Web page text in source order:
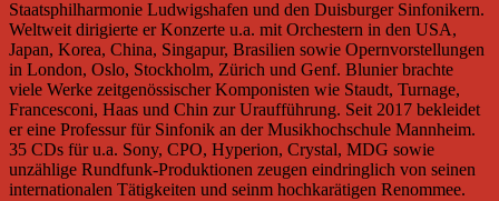
Staatsphilharmonie Ludwigshafen und den Duisburger Sinfonikern.
Weltweit dirigierte er Konzerte u.a. mit Orchestern in den USA,
Japan, Korea, China, Singapur, Brasilien sowie Opernvorstellungen
in London, Oslo, Stockholm, Zürich und Genf. Blunier brachte
viele Werke zeitgenössischer Komponisten wie Staudt, Turnage,
Francesconi, Haas und Chin zur Uraufführung. Seit 2017 bekleidet
er eine Professur für Sinfonik an der Musikhochschule Mannheim.
35 CDs für u.a. Sony, CPO, Hyperion, Crystal, MDG sowie
unzählige Rundfunk-Produktionen zeugen eindringlich von seinen
internationalen Tätigkeiten und seinm hochkarätigen Renommee.